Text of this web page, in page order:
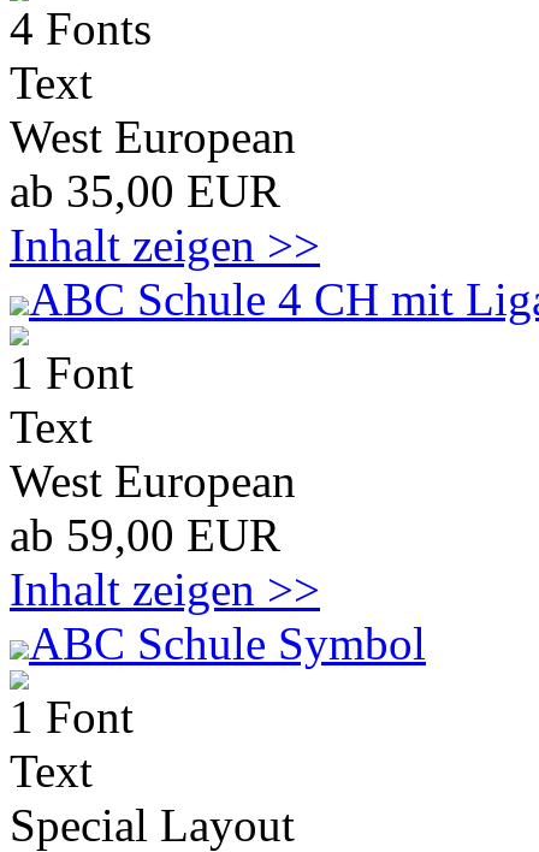
4 Fonts
Text
West European
ab 35,00 EUR
Inhalt zeigen >>
ABC Schule 4 CH mit
1 Font
Text
West European
ab 59,00 EUR
Inhalt zeigen >>
ABC Schule Symbol
1 Font
Text
Special Layout